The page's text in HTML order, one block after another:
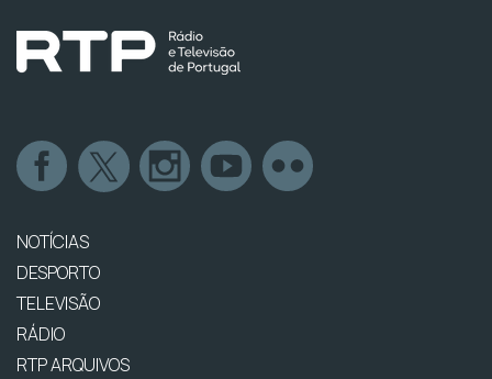
NOTÍCIAS
DESPORTO
TELEVISÃO
RÁDIO
RTP ARQUIVOS